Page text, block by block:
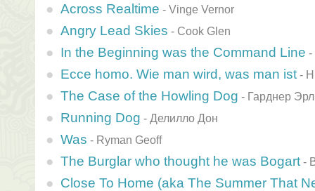
Across Realtime - Vinge Vernor
Angry Lead Skies - Cook Glen
In the Beginning was the Command Line -
Ecce homo. Wie man wird, was man ist -
The Case of the Howling Dog - Гарднер Эрл
Running Dog - Делилло Дон
Was - Ryman Geoff
The Burglar who thought he was Bogart -
Close To Home (aka The Summer That